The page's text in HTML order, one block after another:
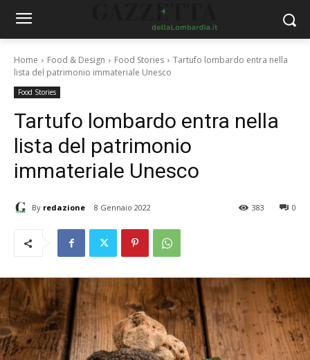
Home Food & Design Food Stories
Tartufo lombardo entra nella
lista del patrimonio immateriale Unesco
Food Stories
Tartufo lombardo entra nella
lista del patrimonio
immateriale Unesco
By redazione 8 Gennaio 2022 0
383